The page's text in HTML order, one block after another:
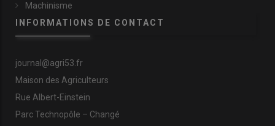
Machinisme
INFORMATIONS DE CONTACT
journal@agri53.fr
Maison des Agriculteurs
Rue Albert-Einstein
Parc Technopôle – Changé